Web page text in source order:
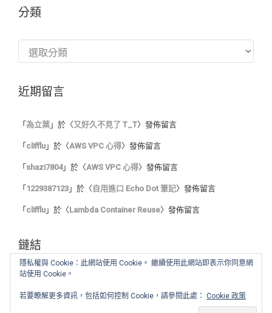
分類
近期留言
「 為立葉 」於〈又好久不見了 T_T〉發佈留言
「 clifflu 」於〈AWS VPC 心得〉發佈留言
「 shazi7804」於〈AWS VPC 心得〉發佈留言
「 1229387123 」於〈 自用進口 Echo Dot 筆記〉發佈留言
「 clifflu 」於〈Lambda Container Reuse〉發佈留言
鏈結
我的程式筆記
舊 blog :: Blogger
隱私權與 Cookie：此網站使用 Cookie。 繼續使用此網站即表示你同意網
站使用 Cookie。
若要瞭解更多資訊，包括如何控制 Cookie，請參閱此處： Cookie 政策